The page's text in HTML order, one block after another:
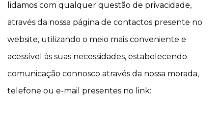
lidamos com qualquer questão de privacidade,
através da nossa página de contactos presente no
website, utilizando o meio mais conveniente e
acessível às suas necessidades, estabelecendo
comunicação connosco através da nossa morada,
telefone ou e-mail presentes no link: